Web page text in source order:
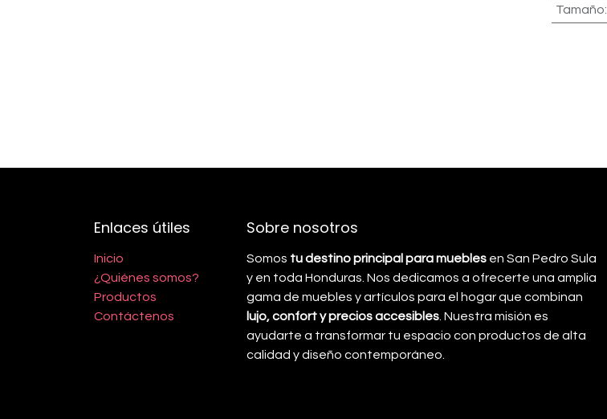
Tamaño:
Enlaces útiles
Inicio
¿Quiénes somos?
Productos
Contáctenos
Sobre nosotros
Somos tu destino principal para muebles en San Pedro Sula
y en toda Honduras. Nos dedicamos a ofrecerte una amplia
gama de muebles y artículos para el hogar que combinan
lujo, confort y precios accesibles . Nuestra misión es
ayudarte a transformar tu espacio con productos de alta
calidad y diseño contemporáneo.